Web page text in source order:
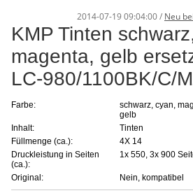
2014-07-19 09:04:00/ Neu
KMP Tinten
magenta, gelb
LC-980/1100BK/C/
Farbe:
schwarz, cyan,
gelb
Inhalt:
Tinten
Füllmenge (ca.):
4X 14
Druckleistung in Seiten
(ca.):
1x 550, 3x 900
Original: Nein, kompatibel